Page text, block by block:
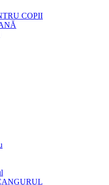
COPII